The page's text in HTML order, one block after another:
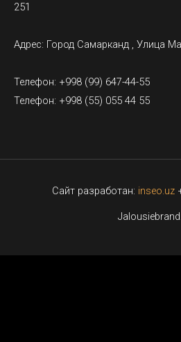
251
Адрес: Город Самарканд , Улица
Телефон: +998 (99) 647-44-55
Телефон: +998 (55) 055 44 55
Сайт разработан: inseo.uz